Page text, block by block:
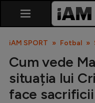
iAM SPORT Fotbal
Cum vede
situația lui
face sacrificii